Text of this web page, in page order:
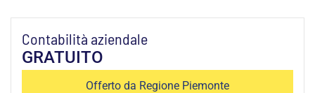
Contabilità aziendale
GRATUITO
Offerto da Regione Piemonte